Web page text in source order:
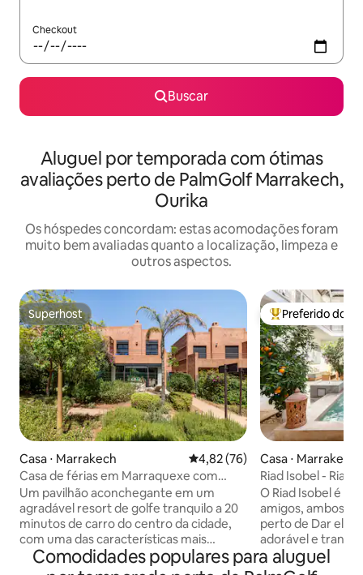
Checkout
Buscar
Aluguel por temporada com ótimas
avaliações perto de PalmGolf Marrakech,
Ourika
Os hóspedes concordam: estas acomodações foram
muito bem avaliadas quanto a localização, limpeza e
outros aspectos.
Superhost
Superhost
Casa ⋅ Marrakech 4,82 de uma avaliação média
4,82 (76)
Casa de férias em Marraquexe com
internet de alta velocidade
Um pavilhão aconchegante em um
agradável resort de golfe tranquilo a 20
minutos de carro do centro da cidade,
com uma das características mais
exclusivas de um parque a cabo para
todos os esportes aquáticos. Um
Entre os
Preferido dos
Casa ⋅ Marrakech
Riad Isobel - Riad
acomoda 8
O Riad Isobel é
amigos, ambos
perto de Dar el
adorável e
exclusiva dentro
renovado para os
Comodidades populares para aluguel